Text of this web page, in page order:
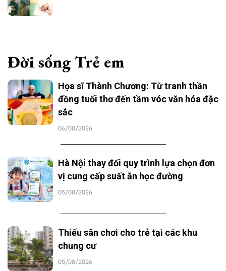
Đời sống Trẻ em
Họa sĩ Thành Chương: Từ tranh thần
đồng tuổi thơ đến tầm vóc văn hóa đặc
sắc
06/08/2026
Hà Nội thay đổi quy trình lựa chọn đơn
vị cung cấp suất ăn học đường
05/08/2026
Thiếu sân chơi cho trẻ tại các khu
chung cư
05/08/2026